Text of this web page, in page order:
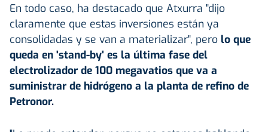
En todo caso, ha destacado que Atxurra "dijo
claramente que estas inversiones están ya
consolidadas y se van a materializar", pero lo que
queda en 'stand-by' es la última fase del
electrolizador de 100 megavatios que va a
suministrar de hidrógeno a la planta de refino de
Petronor.